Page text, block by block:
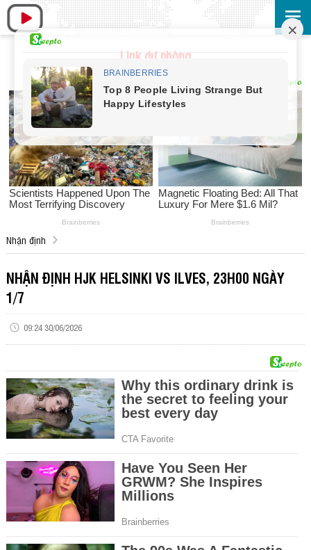
Link dự phòng
Nhận định
NHẬN ĐỊNH HJK HELSINKI VS ILVES, 23H00 NGÀY
1/7
09:24 30/06/2026